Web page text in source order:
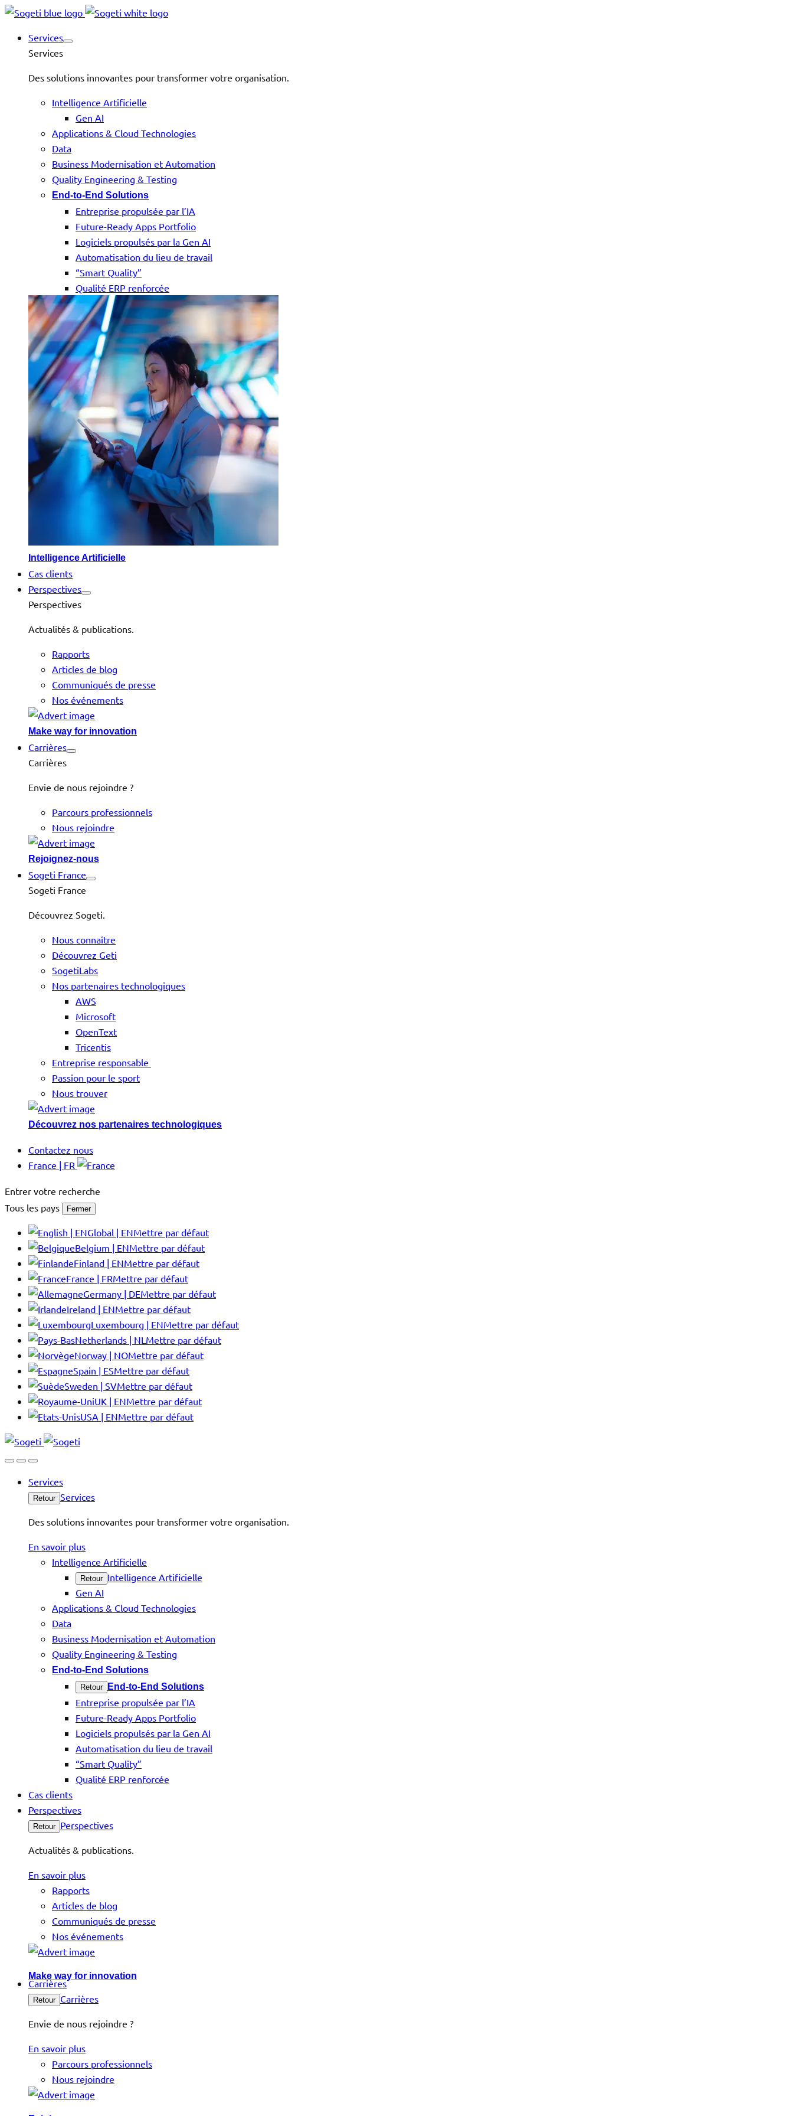
Services
Services
Des solutions innovantes pour transformer votre organisation.
Intelligence Artificielle
Gen AI
Applications & Cloud Technologies
Data
Business Modernisation et Automation
Quality Engineering & Testing
End-to-End Solutions
Entreprise propulsée par l’IA
Future-Ready Apps Portfolio
Logiciels propulsés par la Gen AI
Automatisation du lieu de travail
“Smart Quality”
Qualité ERP renforcée
Intelligence Artificielle
Cas clients
Perspectives
Perspectives
Actualités & publications.
Rapports
Articles de blog
Communiqués de presse
Nos événements
Make way for innovation
Carrières
Carrières
Envie de nous rejoindre ?
Parcours professionnels
Nous rejoindre
Rejoignez-nous
Sogeti France
Sogeti France
Découvrez Sogeti.
Nous connaître
Découvrez Geti
SogetiLabs
Nos partenaires technologiques
AWS
Microsoft
OpenText
Tricentis
Entreprise responsable
Passion pour le sport
Nous trouver
Découvrez nos partenaires technologiques
Contactez nous
France | FR
Entrer votre recherche
Tous les pays
Fermer
Global | ENMettre par défaut
Belgium | ENMettre par défaut
Finland | ENMettre par défaut
France | FRMettre par défaut
Germany | DEMettre par défaut
Ireland | ENMettre par défaut
Luxembourg | ENMettre par défaut
Netherlands | NL Mettre par défaut
Norway | NOMettre par défaut
Spain | ESMettre par défaut
Sweden | SVMettre par défaut
UK | ENMettre par défaut
USA | ENMettre par défaut
Services
Retour Services
Des solutions innovantes pour transformer votre organisation.
En savoir plus
Intelligence Artificielle
Retour Intelligence Artificielle
Gen AI
Applications & Cloud Technologies
Data
Business Modernisation et Automation
Quality Engineering & Testing
End-to-End Solutions
Retour End-to-End Solutions
Entreprise propulsée par l’IA
Future-Ready Apps Portfolio
Logiciels propulsés par la Gen AI
Automatisation du lieu de travail
“Smart Quality”
Qualité ERP renforcée
Cas clients
Perspectives
Retour Perspectives
Actualités & publications.
En savoir plus
Rapports
Articles de blog
Communiqués de presse
Nos événements
Make way for innovation
Carrières
Retour Carrières
Envie de nous rejoindre ?
En savoir plus
Parcours professionnels
Nous rejoindre